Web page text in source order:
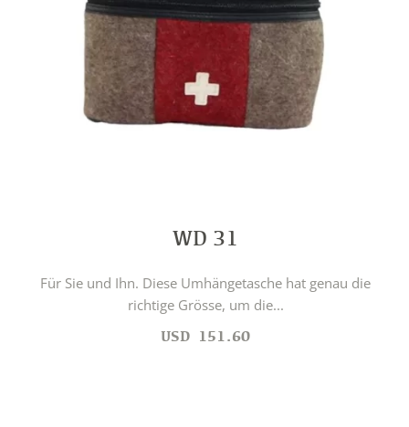
WD 31
Für Sie und Ihn. Diese Umhängetasche hat genau die
richtige Grösse, um die...
USD 151.60